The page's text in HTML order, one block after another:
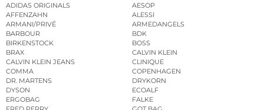
ADIDAS ORIGINALS
AESOP
AFFENZAHN
ALESSI
ARMANI/PRIVÉ
ARMEDANGELS
BARBOUR
BDK
BIRKENSTOCK
BOSS
BRAX
CALVIN KLEIN
CALVIN KLEIN JEANS
CLINIQUE
COMMA
COPENHAGEN
DR. MARTENS
DRYKORN
DYSON
ECOALF
ERGOBAG
FALKE